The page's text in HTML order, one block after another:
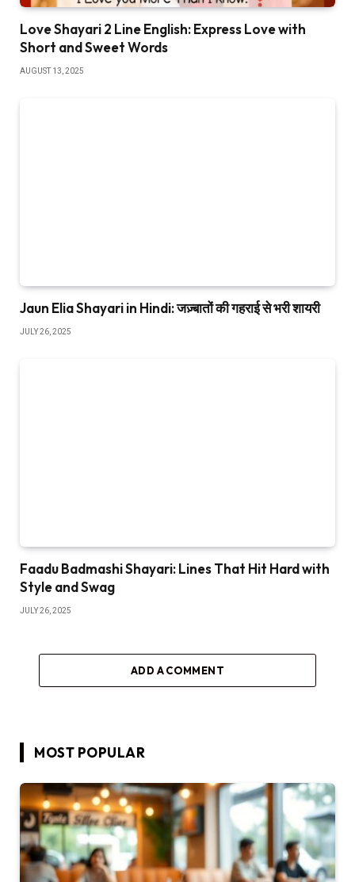
Love Shayari 2 Line English: Express Love with
Short and Sweet Words
AUGUST 13, 2025
Jaun Elia Shayari in Hindi: जज़्बातों की गहराई से भरी शायरी
JULY 26, 2025
Faadu Badmashi Shayari: Lines That Hit Hard with
Style and Swag
JULY 26, 2025
ADD A COMMENT
MOST POPULAR